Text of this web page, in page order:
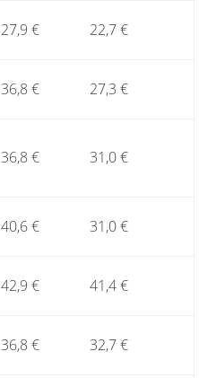
27,9 € 22,7 €
36,8 € 27,3 €
36,8 € 31,0 €
40,6 € 31,0 €
42,9 € 41,4 €
36,8 € 32,7 €